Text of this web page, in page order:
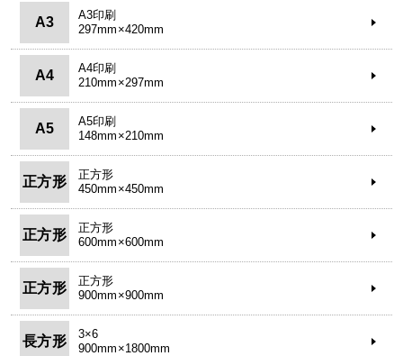
A3
A3印刷
297mm×420mm
A4
A4印刷
210mm×297mm
A5
A5印刷
148mm×210mm
正方形
正方形
450mm×450mm
正方形
正方形
600mm×600mm
正方形
正方形
900mm×900mm
長方形
3×6
900mm×1800mm